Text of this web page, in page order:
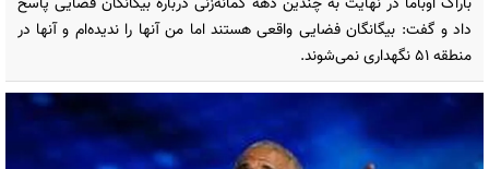
داد و گفت: بیگانگان فضایی واقعی هستند اما من آنها را ندیده‌ام و آنها در
منطقه ۵۱ نگهداری نمی‌شوند.